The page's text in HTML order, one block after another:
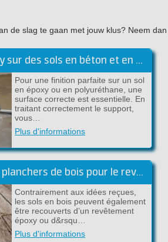
de slag te gaan met jouw klus? Neem dan
Apprêt époxy sur des sols en béton et en ciment
Pour une finition parfaite sur un sol
en époxy ou en polyuréthane, une
surface correcte est essentielle. En
traitant correctement le support,
vous…
Plus d'informations
Préparer les planchers de bois pour le revêtement de sol époxy
Contrairement aux idées reçues,
les sols en bois peuvent également
être recouverts d’un revêtement
époxy ou d&rsqu…
Plus d'informations